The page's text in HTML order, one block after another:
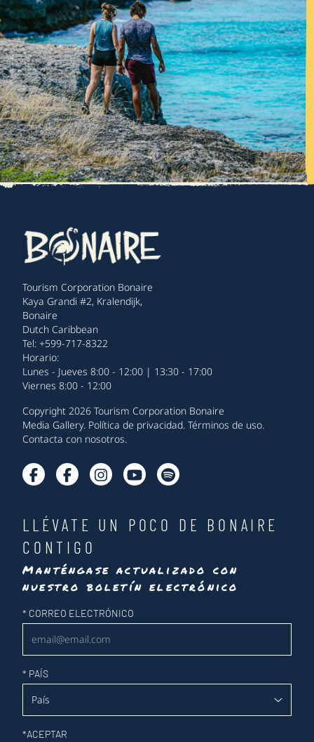
Tourism Corporation Bonaire
Kaya Grandi #2, Kralendijk,
Bonaire
Dutch Caribbean
Tel: +599-717-8322
Horario:
Lunes - Jueves 8:00 - 12:00 | 13:30 - 17:00
Viernes 8:00 - 12:00
Copyright 2026 Tourism Corporation Bonaire
Media Gallery. Política de privacidad. Términos de uso.
Contacta con nosotros.
LLÉVATE UN POCO DE BONAIRE
CONTIGO
Manténgase actualizado con
nuestro boletín electrónico
Newsletter
* CORREO ELECTRÓNICO
* PAÍS
*ACEPTAR